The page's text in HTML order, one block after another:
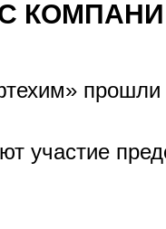
прошли
участие